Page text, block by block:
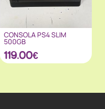
CONSOLA PS4 SLIM
500GB
119.00€